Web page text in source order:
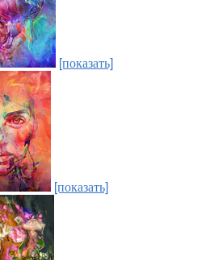
[показать]
[показать]